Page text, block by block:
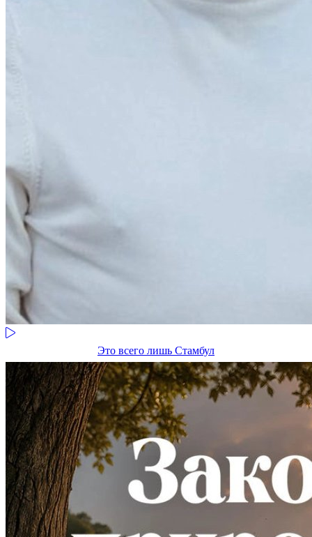
Это всего лишь Стамбул